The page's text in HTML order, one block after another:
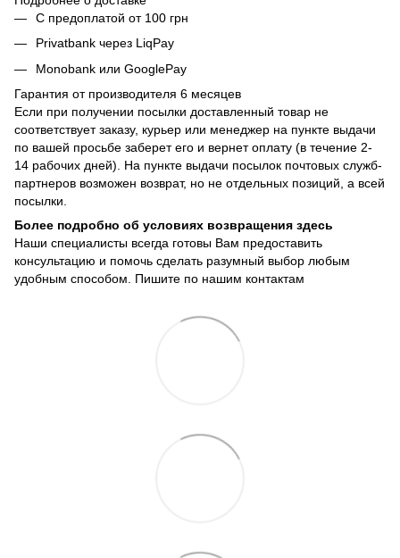
С предоплатой от 100 грн
Privatbank через LiqPay
Monobank или GooglePay
Гарантия от производителя 6 месяцев
Если при получении посылки доставленный товар не
соответствует заказу, курьер или менеджер на пункте выдачи
по вашей просьбе заберет его и вернет оплату (в течение 2-
14 рабочих дней). На пункте выдачи посылок почтовых служб-
партнеров возможен возврат, но не отдельных позиций, а всей
посылки.
Более подробно об условиях возвращения здесь
Наши специалисты всегда готовы Вам предоставить
консультацию и помочь сделать разумный выбор любым
удобным способом. Пишите по нашим контактам